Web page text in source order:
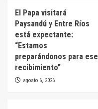
El Papa visitará
Paysandú y Entre Ríos
está expectante:
“Estamos
preparándonos para ese
recibimiento”
agosto 6, 2026